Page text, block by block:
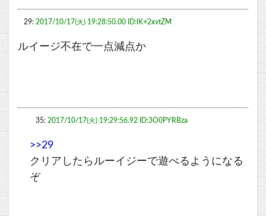
29: 2017/10/17(火) 19:28:50.00 ID:lK+2xvtZM
ルイージ不在で一点減点か
35: 2017/10/17(火) 19:29:56.92 ID:3O0PYRBza
>>29
クリアしたらルーイジーで遊べるようになる
ぞ